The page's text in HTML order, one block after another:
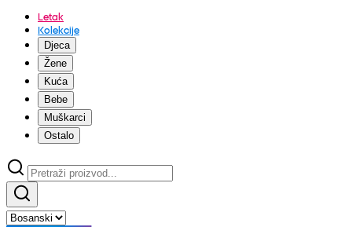
Letak
Kolekcije
Djeca
Žene
Kuća
Bebe
Muškarci
Ostalo